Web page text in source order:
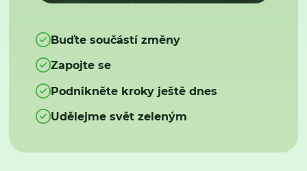
Buďte součástí změny
Zapojte se
Podnikněte kroky ještě dnes
Udělejme svět zeleným